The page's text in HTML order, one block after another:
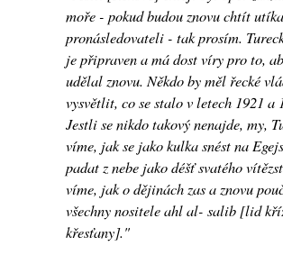
moře - pokud budou znovu chtít
pronásledovateli - tak prosím.
je připraven a má dost víry pro to,
udělal znovu. Někdo by měl řecké
vysvětlit, co se stalo v letech 1921 a
Jestli se nikdo takový nenajde, my,
víme, jak se jako kulka snést na
padat z nebe jako déšť svatého
víme, jak o dějinách zas a znovu
všechny nositele ahl al- salib [lid
křesťany]."